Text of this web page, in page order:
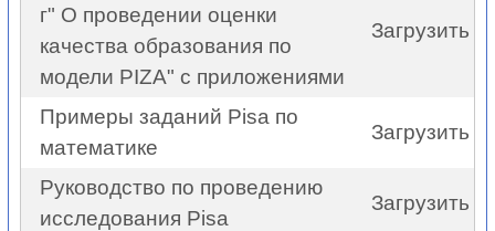
г" О проведении оценки
качества образования по
модели PIZA" с приложениями
Загрузить
Примеры заданий Pisa по
математике
Загрузить
Руководство по проведению
исследования Pisa
Загрузить